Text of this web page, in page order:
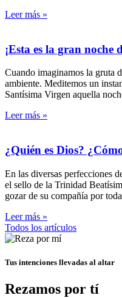
Leer más »
¡Esta es la gran noche
Cuando imaginamos la gruta
ambiente. Meditemos un
Santísima Virgen aquella
Leer más »
¿Quién es Dios?
En las diversas perfecciones
el sello de la Trinidad
gozar de su compañía por
Leer más »
Todos los artículos
Tus intenciones llevadas al altar
Rezamos por tí